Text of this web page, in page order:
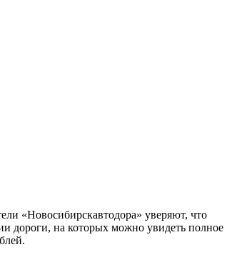
«Новосибирскавтодора» уверяют, что
дороги, на которых можно увидеть полное